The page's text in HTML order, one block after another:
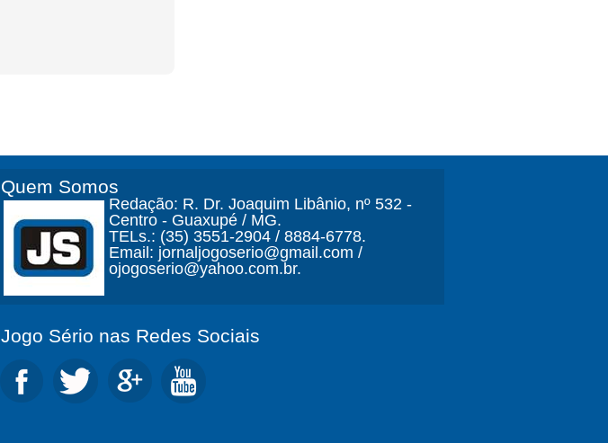
Quem Somos
Redação: R. Dr. Joaquim Libânio, nº 532 -
Centro - Guaxupé / MG.
TELs.: (35) 3551-2904 / 8884-6778.
Email: jornaljogoserio@gmail.com /
ojogoserio@yahoo.com.br.
Jogo Sério nas Redes Sociais